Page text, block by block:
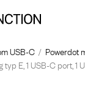
USB-C / Powerdot
typ E, 1 USB-C port, 1